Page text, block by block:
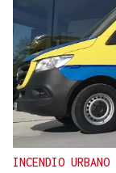
INCENDIO URBANO